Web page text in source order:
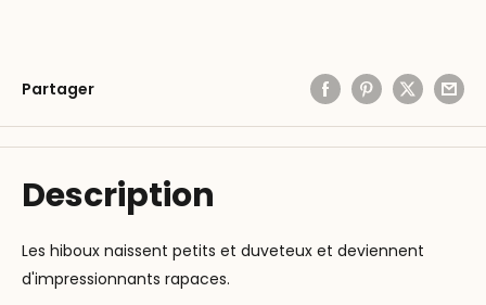
Partager
Description
Les hiboux naissent petits et duveteux et deviennent
d'impressionnants rapaces.